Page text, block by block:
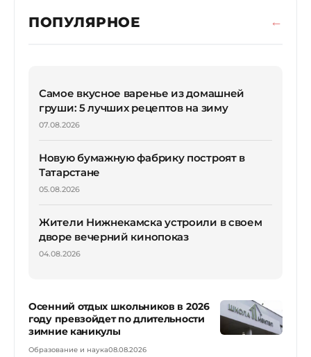
ПОПУЛЯРНОЕ
Самое вкусное варенье из домашней
груши: 5 лучших рецептов на зиму
07.08.2026
Новую бумажную фабрику построят в
Татарстане
05.08.2026
Жители Нижнекамска устроили в своем
дворе вечерний кинопоказ
04.08.2026
Осенний отдых школьников в 2026
году превзойдет по длительности
зимние каникулы
Образование и наука08.08.2026